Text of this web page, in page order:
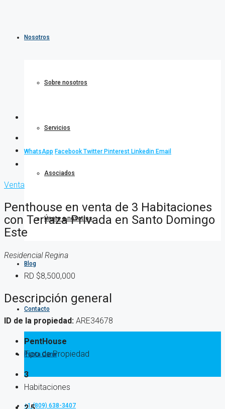
Nosotros
Sobre nosotros
Servicios
Asociados
Únete a nosotros
Blog
Contacto
Punta Cana
+1 (809) 638-3407
WhatsApp Facebook Twitter Pinterest Linkedin Email
Venta
Penthouse en venta de 3 Habitaciones
con Terraza Privada en Santo Domingo
Este
Residencial Regina
RD $8,500,000
Descripción general
ID de la propiedad: ARE34678
PentHouse
Tipo de Propiedad
3
Habitaciones